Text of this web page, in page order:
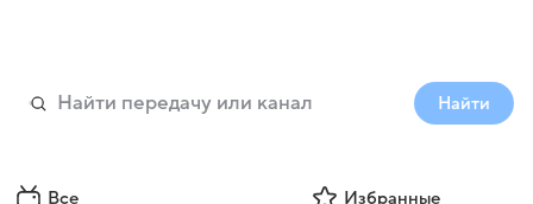
Найти
Все Избранные